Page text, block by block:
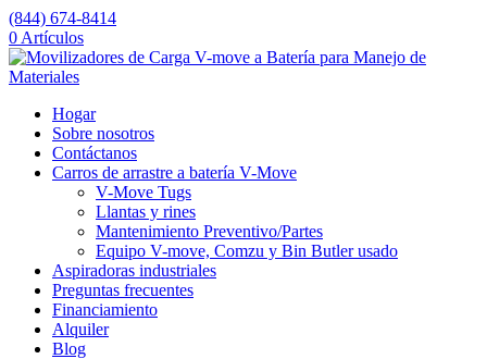
(844) 674-8414
0 Artículos
Hogar
Sobre nosotros
Contáctanos
Carros de arrastre a batería V-Move
V-Move Tugs
Llantas y rines
Mantenimiento Preventivo/Partes
Equipo V-move, Comzu y Bin Butler usado
Aspiradoras industriales
Preguntas frecuentes
Financiamiento
Alquiler
Blog